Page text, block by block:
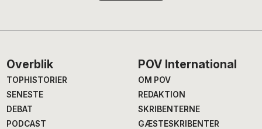
Footer
Overblik
TOPHISTORIER
SENESTE
DEBAT
PODCAST
POV International
OM POV
REDAKTION
SKRIBENTERNE
GÆSTESKRIBENTER